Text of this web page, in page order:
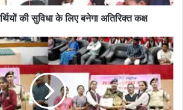
की सुविधा के लिए बनेगा अतिरिक्त कक्ष